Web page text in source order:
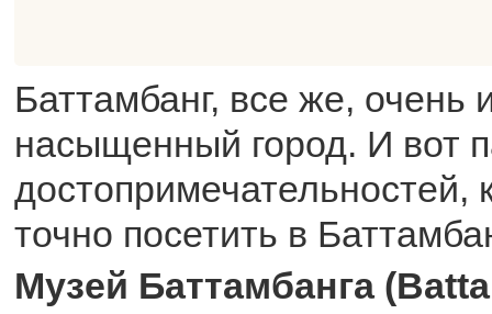
Баттамбанг, все же, очень
насыщенный город. И вот
достопримечательностей,
точно посетить в
Музей Баттамбанга